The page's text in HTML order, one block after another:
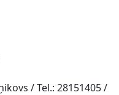
/ Tel.: 28151405 /